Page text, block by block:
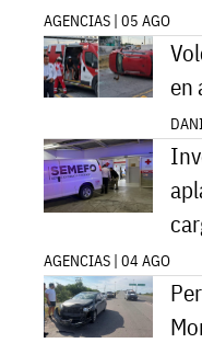
AGENCIAS | 05 AGO
en
AGENCIAS | 04 AGO